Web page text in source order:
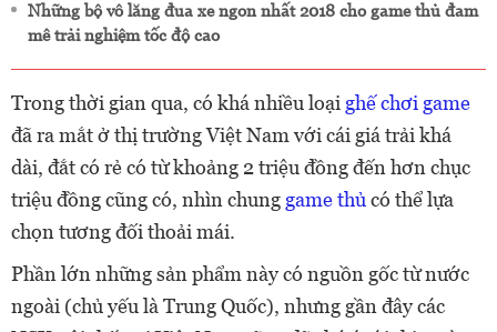
Những bộ vô lăng đua xe ngon nhất 2018 cho game thủ đam
mê trải nghiệm tốc độ cao
Trong thời gian qua, có khá nhiều loại ghế chơi game
đã ra mắt ở thị trường Việt Nam với cái giá trải khá
dài, đắt có rẻ có từ khoảng 2 triệu đồng đến hơn chục
triệu đồng cũng có, nhìn chung game thủ có thể lựa
chọn tương đối thoải mái.
Phần lớn những sản phẩm này có nguồn gốc từ nước
ngoài (chủ yếu là Trung Quốc), nhưng gần đây các